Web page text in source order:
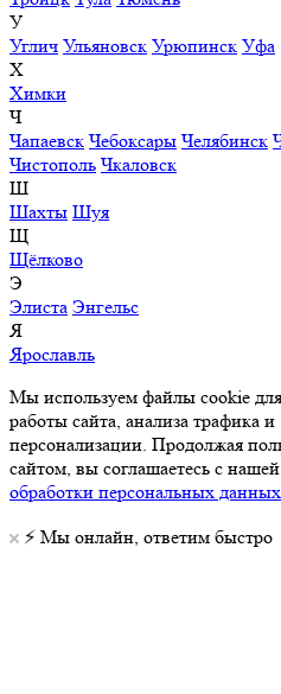
У
Углич Ульяновск Урюпинск Уфа
Х
Химки
Ч
Чапаевск Чебоксары Челябинск
Чистополь Чкаловск
Ш
Шахты Шуя
Щ
Щёлково
Э
Элиста Энгельс
Я
Ярославль
Мы используем файлы cookie
работы сайта, анализа трафика и
персонализации. Продолжая
сайтом, вы соглашаетесь с нашей
обработки персональных данных
⚡️ Мы онлайн, ответим быстро